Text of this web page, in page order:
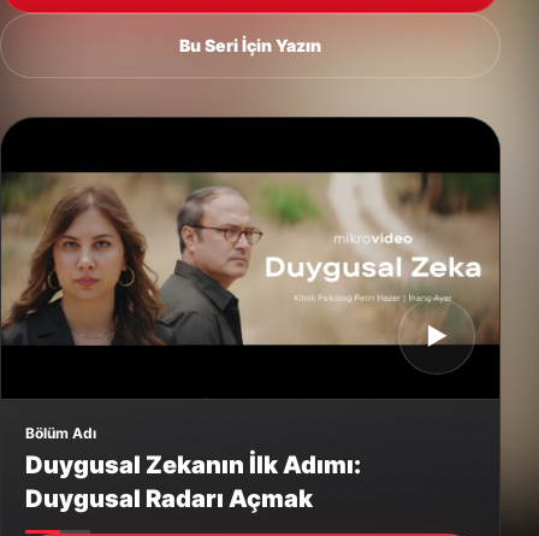
Bu Seri İçin Yazın
▶
Bölüm Adı
Duygusal Zekanın İlk Adımı:
Duygusal Radarı Açmak